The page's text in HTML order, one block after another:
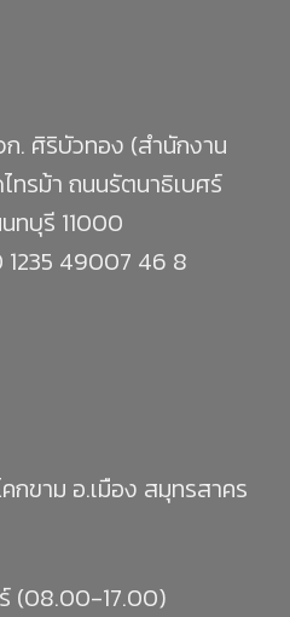
. ศิริบัวทอง (สำนักงาน
ทรม้า ถนนรัตนาธิเบศร์
ทบุรี 11000
1235 49007 46 8
กขาม อ.เมือง สมุทรสาคร
(08.00-17.00)